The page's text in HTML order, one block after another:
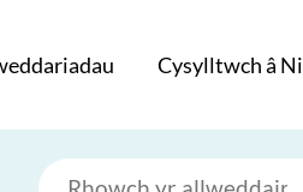
Cysylltwch â Ni